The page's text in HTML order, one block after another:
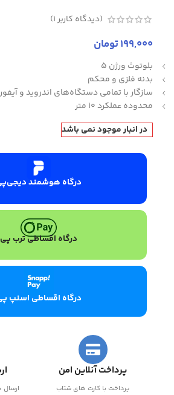
(دیدگاه کاربر1
)
199,000تومان
بلوتوث ورژن 5
بدنه فلزی و محکم
سازگار با تمامی دستگاه‌های اندروید و
محدوده عملکرد 10 متر
در انبار موجود نمی باشد
درگاه هوشمند
درگاه اقساطی ترب پی
درگاه اقساطی اسنپ
پرداخت آنلاین امن
پرداخت با کارت های شتاب ارسال